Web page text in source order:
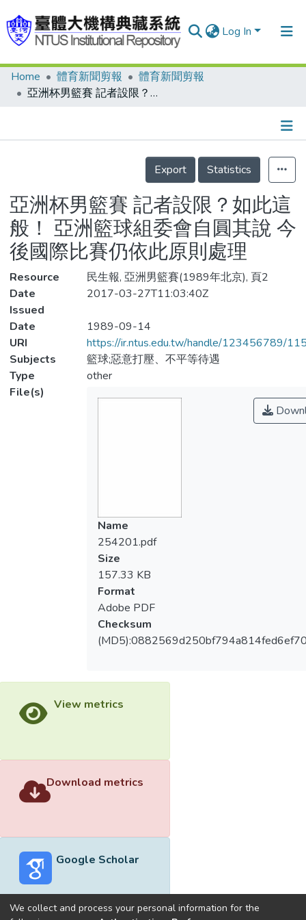
Log In
Communities & Collections
Statistics
Home 體育新聞剪報
體育新聞剪報
亞洲杯男籃賽 記者設限？如此這般！ 亞洲籃球組委會自圓其說 今後國際比賽仍依此原則處理
Details
Export
Statistics
亞洲杯男籃賽 記者設限？如此這
般！ 亞洲籃球組委會自圓其說 今
後國際比賽仍依此原則處理
Resource
民生報, 亞洲男籃賽(1989年北京), 頁2
Date
Issued
2017-03-27T11:03:40Z
Date
1989-09-14
URI
https://ir.ntus.edu.tw/handle/123456789/
Subjects
籃球;惡意打壓、不平等待遇
Type
other
File(s)
Name
254201.pdf
Size
157.33 KB
Format
Adobe PDF
Checksum
View metrics
Download metrics
Google Scholar
We collect and process your personal information for the